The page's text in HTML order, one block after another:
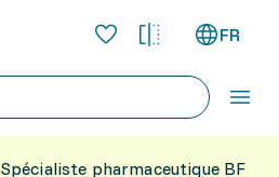
FR
Spécialiste pharmaceutique BF